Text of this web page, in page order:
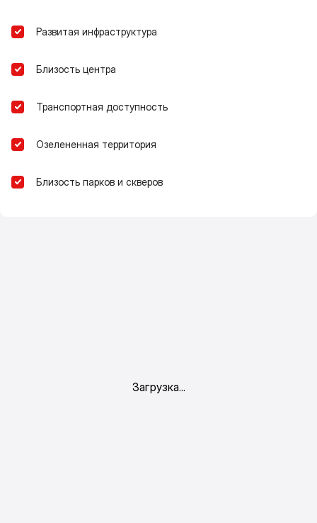
Развитая инфраструктура
Близость центра
Транспортная доступность
Озелененная территория
Близость парков и скверов